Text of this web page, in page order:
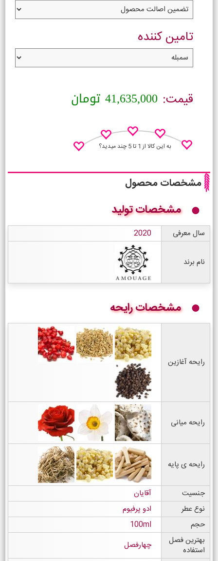
تامین کننده
قیمت: 41,635,000 تومان
به این کالا از 1 تا 5 چند میدید؟
نظـر منو اعلام کن
مشخصات محصول
مشخصات تولید
سال معرفی 2020
نام برند
مشخصات رایحه
رایحه آغازین
رایحه میانی
رایحه ی پایه
جنسیت
آقایان
نوع عطر
ادو پرفیوم
حجم
100ml
بهترین فصل
استفاده
چهارفصل